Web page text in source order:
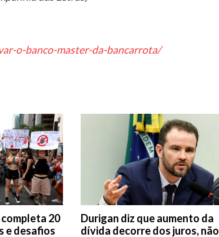
o-banco-master-da-bancarrota/
completa 20
e desafios
Durigan diz que aumento da
dívida decorre dos juros, não